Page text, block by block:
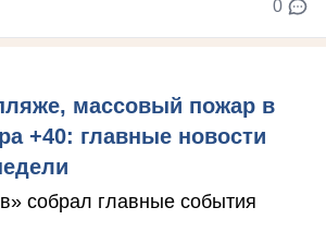
0
массовый пожар в
+40: главные новости
собрал главные события